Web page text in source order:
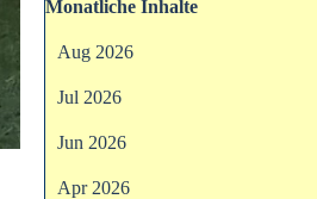
Block überspringen Monatliche Inhalte
Monatliche Inhalte
Aug 2026
Jul 2026
Jun 2026
Apr 2026